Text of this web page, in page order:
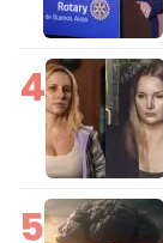
4
5